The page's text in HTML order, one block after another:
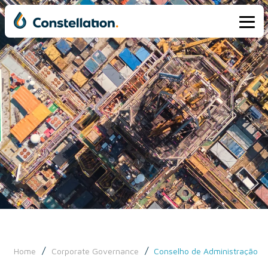
Home / Corporate Governance / Conselho de Administração